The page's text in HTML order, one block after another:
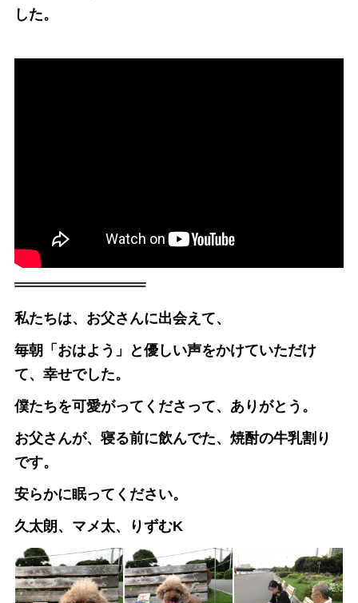
した。
私たちは、お父さんに出会えて、
毎朝「おはよう」と優しい声をかけていただけ
て、幸せでした。
僕たちを可愛がってくださって、ありがとう。
お父さんが、寝る前に飲んでた、焼酎の牛乳割り
です。
安らかに眠ってください。
久太朗、マメ太、りずむK